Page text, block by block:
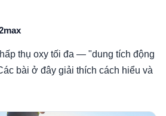
thụ oxy tối đa — "dung tích động
bài ở đây giải thích cách hiểu và